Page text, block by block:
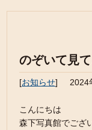
のぞいて見
[お知らせ] 2024
こんにちは
森下写真館でござ